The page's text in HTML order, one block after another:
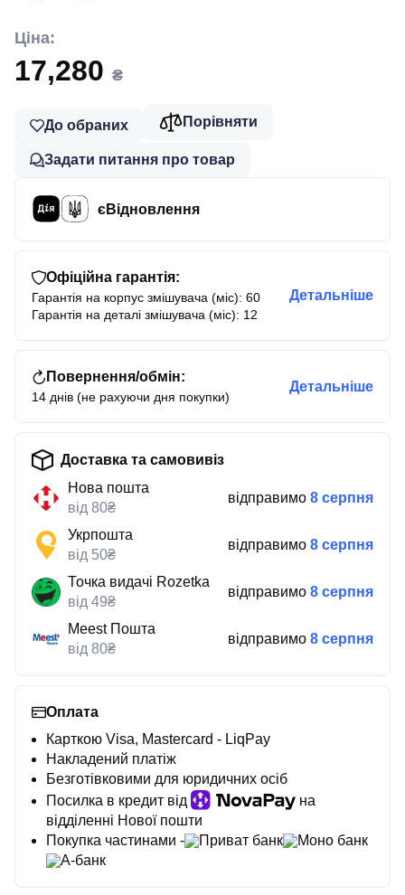
Ціна:
17,280 ₴
До обраних Порівняти
Задати питання про товар
єВідновлення
Офіційна гарантія:
Гарантія на корпус змішувача (міс): 60
Гарантія на деталі змішувача (міс): 12
Детальніше
Повернення/обмін:
14 днів (не рахуючи дня покупки)
Детальніше
Доставка та самовивіз
Нова пошта
від 80₴
відправимо 8 серпня
Укрпошта
від 50₴
відправимо 8 серпня
Точка видачі Rozetka
від 49₴
відправимо 8 серпня
Meest Пошта
від 80₴
відправимо 8 серпня
Оплата
Карткою Visa, Mastercard - LiqPay
Накладений платіж
Безготівковими для юридичних осіб
Посилка в кредит від
на
відділенні Нової пошти
Покупка частинами -
Приват банк
Моно банк
А-банк